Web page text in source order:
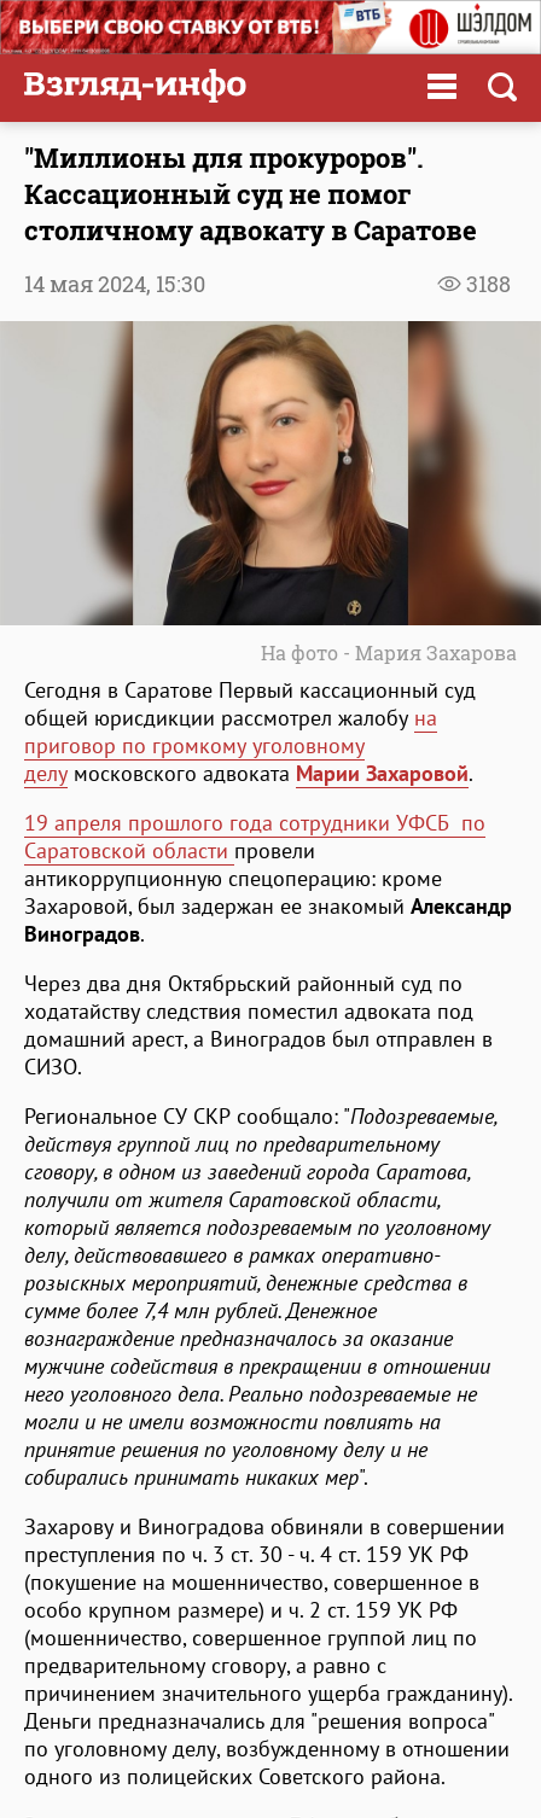
"Миллионы для прокуроров".
Кассационный суд не помог
столичному адвокату в Саратове
3188
14 мая 2024, 15:30
На фото - Мария Захарова
Сегодня в Саратове Первый кассационный суд
общей юрисдикции рассмотрел жалобу на
приговор по громкому уголовному
делу московского адвоката Марии Захаровой.
19 апреля прошлого года сотрудники УФСБ по
Саратовской области провели
антикоррупционную спецоперацию: кроме
Захаровой, был задержан ее знакомый Александр
Виноградов.
Через два дня Октябрьский районный суд по
ходатайству следствия поместил адвоката под
домашний арест, а Виноградов был отправлен в
СИЗО.
Региональное СУ СКР сообщало: "Подозреваемые,
действуя группой лиц по предварительному
сговору, в одном из заведений города Саратова,
получили от жителя Саратовской области,
который является подозреваемым по уголовному
делу, действовавшего в рамках оперативно-
розыскных мероприятий, денежные средства в
сумме более 7,4 млн рублей. Денежное
вознаграждение предназначалось за оказание
мужчине содействия в прекращении в отношении
него уголовного дела. Реально подозреваемые не
могли и не имели возможности повлиять на
принятие решения по уголовному делу и не
собирались принимать никаких мер".
Захарову и Виноградова обвиняли в совершении
преступления по ч. 3 ст. 30 - ч. 4 ст. 159 УК РФ
(покушение на мошенничество, совершенное в
особо крупном размере) и ч. 2 ст. 159 УК РФ
(мошенничество, совершенное группой лиц по
предварительному сговору, а равно с
причинением значительного ущерба гражданину).
Деньги предназначались для "решения вопроса"
по уголовному делу, возбужденному в отношении
одного из полицейских Советского района.